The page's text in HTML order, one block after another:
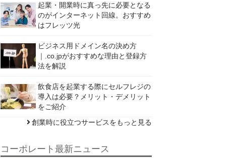
起業・開業時に真っ先に必要となる
のがインターネット回線。おすすめ
はフレッツ光
ビジネス用ドメイン名の決め方
｜.co.jpがおすすめな理由と登録方
法を解説
飲食店を起業する際にセルフレジの
導入は必要？メリット・デメリット
をご紹介
創業時に役立つサービスをもっと見る
コーポレート最新ニュース